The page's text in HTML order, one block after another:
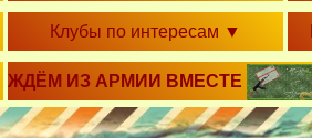
Клубы по интересам ▼
ЖДЁМ ИЗ АРМИИ ВМЕСТЕ